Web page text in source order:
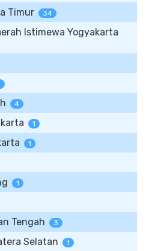
Timur 34
Istimewa Yogyakarta
4
1
1
1
Tengah 3
Selatan 1